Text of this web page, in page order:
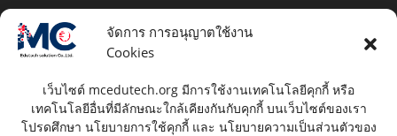
จัดการ การอนุญาตใช้งาน
Cookies
เว็บไซต์ mcedutech.org มีการใช้งานเทคโนโลยีคุกกี้ หรือ
เทคโนโลยีอื่นที่มีลักษณะใกล้เคียงกันกับคุกกี้ บนเว็บไซต์ของเรา
โปรดศึกษา นโยบายการใช้คุกกี้ และ นโยบายความเป็นส่วนตัวของ
วิธีค้นหาศูนย์สอบ CompTIA
ช่องทางโซเชียลมีเดีย